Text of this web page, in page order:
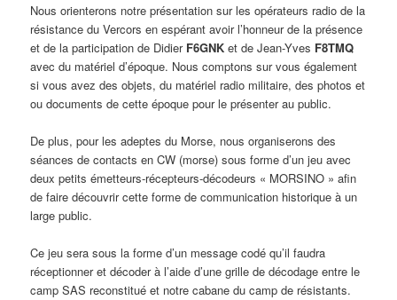
Nous orienterons notre présentation sur les opérateurs radio de la
résistance du Vercors en espérant avoir l’honneur de la présence
et de la participation de Didier F6GNK et de Jean-Yves F8TMQ
avec du matériel d’époque. Nous comptons sur vous également
si vous avez des objets, du matériel radio militaire, des photos et
ou documents de cette époque pour le présenter au public.
De plus, pour les adeptes du Morse, nous organiserons des
séances de contacts en CW (morse) sous forme d’un jeu avec
deux petits émetteurs-récepteurs-décodeurs « MORSINO » afin
de faire découvrir cette forme de communication historique à un
large public.
Ce jeu sera sous la forme d’un message codé qu’il faudra
réceptionner et décoder à l’aide d’une grille de décodage entre le
camp SAS reconstitué et notre cabane du camp de résistants.